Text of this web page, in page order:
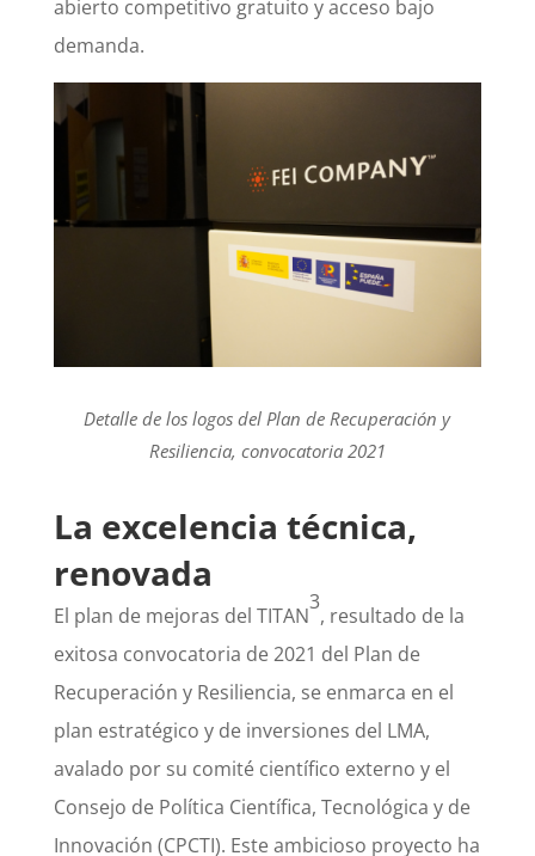
abierto competitivo gratuito y acceso bajo
demanda.
Detalle de los logos del Plan de Recuperación y
Resiliencia, convocatoria 2021
La excelencia técnica,
renovada
El plan de mejoras del TITAN
3
, resultado de la
exitosa convocatoria de 2021 del Plan de
Recuperación y Resiliencia, se enmarca en el
plan estratégico y de inversiones del LMA,
avalado por su comité científico externo y el
Consejo de Política Científica, Tecnológica y de
Innovación (CPCTI). Este ambicioso proyecto ha